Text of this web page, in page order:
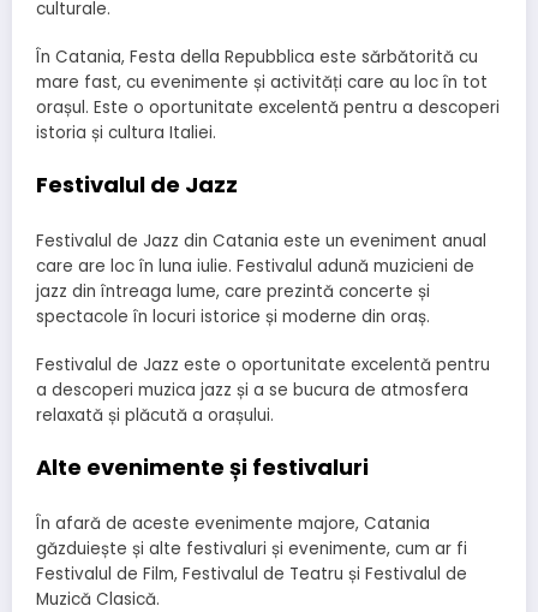
culturale.
În Catania, Festa della Repubblica este sărbătorită cu
mare fast, cu evenimente și activități care au loc în tot
orașul. Este o oportunitate excelentă pentru a descoperi
istoria și cultura Italiei.
Festivalul de Jazz
Festivalul de Jazz din Catania este un eveniment anual
care are loc în luna iulie. Festivalul adună muzicieni de
jazz din întreaga lume, care prezintă concerte și
spectacole în locuri istorice și moderne din oraș.
Festivalul de Jazz este o oportunitate excelentă pentru
a descoperi muzica jazz și a se bucura de atmosfera
relaxată și plăcută a orașului.
Alte evenimente și festivaluri
În afară de aceste evenimente majore, Catania
găzduiește și alte festivaluri și evenimente, cum ar fi
Festivalul de Film, Festivalul de Teatru și Festivalul de
Muzică Clasică.